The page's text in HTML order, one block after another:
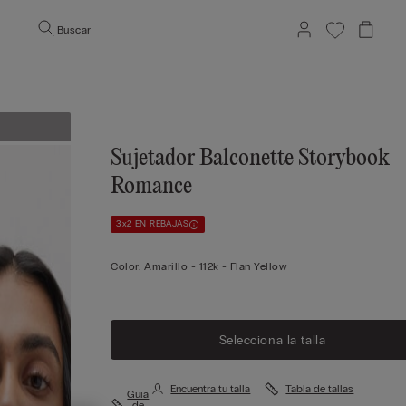
Buscar
Sujetador Balconette Storybook
Romance
3x2 EN REBAJAS
Color: Amarillo - 112k - Flan Yellow
Selecciona la talla
Guía
Encuentra tu talla Tabla de tallas